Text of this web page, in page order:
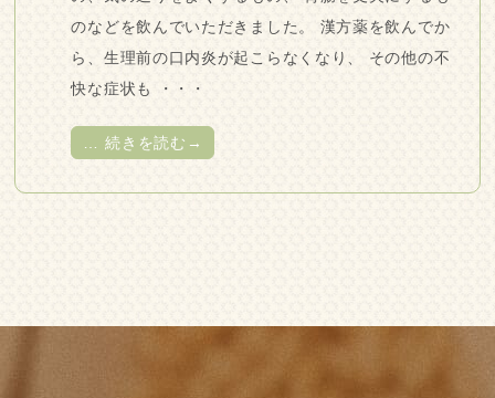
のなどを飲んでいただきました。 漢方薬を飲んでか
ら、生理前の口内炎が起こらなくなり、 その他の不
快な症状も ・・・
… 続きを読む→